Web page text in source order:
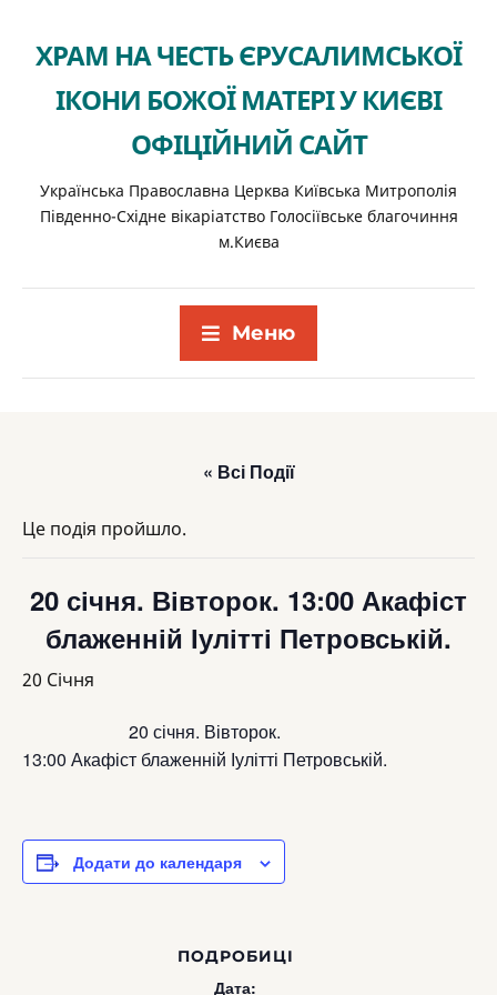
ХРАМ НА ЧЕСТЬ ЄРУСАЛИМСЬКОЇ
ІКОНИ БОЖОЇ МАТЕРІ У КИЄВІ
ОФІЦІЙНИЙ САЙТ
Українська Православна Церква Київська Митрополія
Південно-Східне вікаріатство Голосіївське благочиння
м.Києва
Меню
« Всі Події
Це подія пройшло.
20 січня. Вівторок. 13:00 Акафіст
блаженній Іулітті Петровській.
20 Січня
20 січня. Вівторок.
13:00 Акафіст блаженній Іулітті Петровській.
Додати до календаря
ПОДРОБИЦІ
Дата: